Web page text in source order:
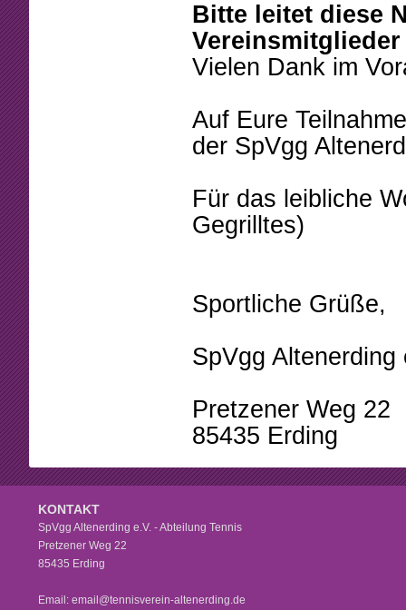
Bitte leitet diese
Vielen Dank im
Auf Eure
der SpVgg
Für das leibliche
Gegrilltes)
Sportliche Grüße,
SpVgg Altenerding
Pretzener Weg 22
85435 Erding
KONTAKT
SpVgg Altenerding e.V. - Abteilung Tennis
Pretzener Weg 22
85435 Erding
Email: email@tennisverein-altenerding.de